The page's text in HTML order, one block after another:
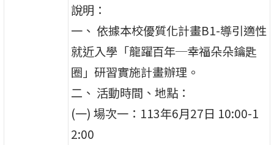
說明：
一、 依據本校優質化計畫B1-導引適性
就近入學「龍躍百年─幸福朵朵鑰匙
圈」研習實施計畫辦理。
二、 活動時間、地點：
(一) 場次一：113年6月27日 10:00-1
2:00